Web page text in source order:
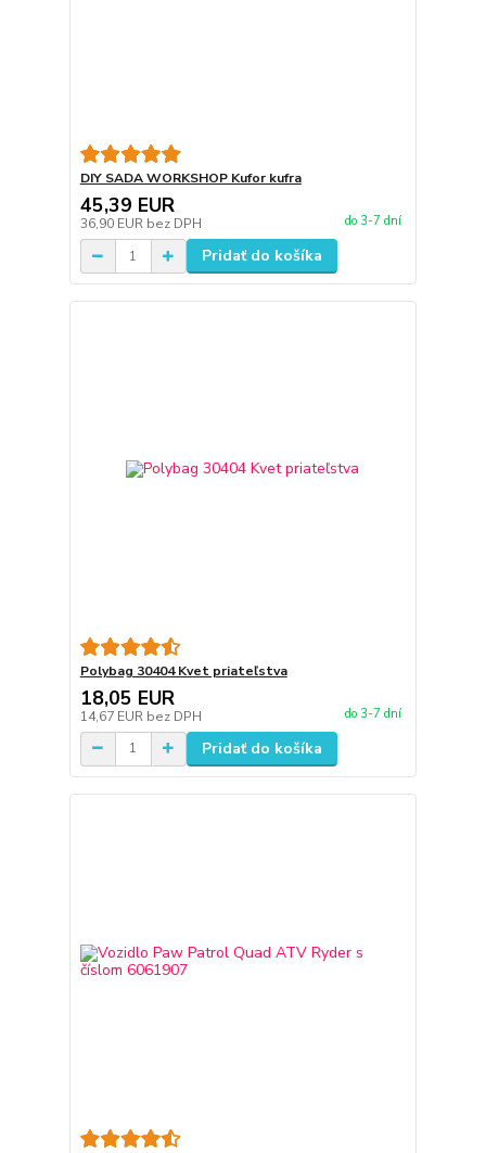
DIY SADA WORKSHOP Kufor kufra
45,39 EUR
36,90 EUR bez DPH do 3-7 dní
Pridať do košíka
Polybag 30404 Kvet priateľstva
18,05 EUR
14,67 EUR bez DPH do 3-7 dní
Pridať do košíka